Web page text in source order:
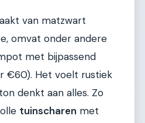
van matzwart
omvat onder andere
met bijpassend
€60). Het voelt rustiek
denkt aan alles. Zo
tuinscharen met